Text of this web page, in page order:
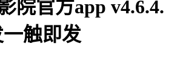
院官方app v4.6.4.
触即发